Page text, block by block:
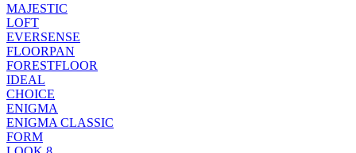
MAJESTIC
LOFT
EVERSENSE
FLOORPAN
FORESTFLOOR
IDEAL
CHOICE
ENIGMA
ENIGMA CLASSIC
FORM